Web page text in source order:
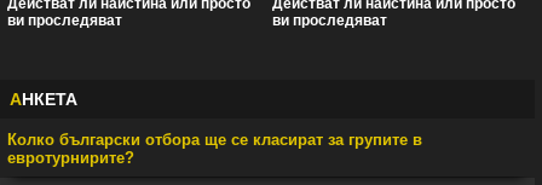
Действат ли наистина или просто
ви проследяват
Действат ли наистина или просто
ви проследяват
АНКЕТА
Колко български отбора ще се класират за групите в
евротурнирите?